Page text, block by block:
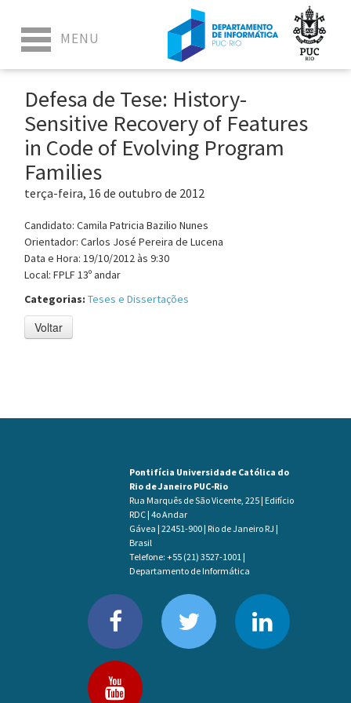
Defesa de Tese: History-
Sensitive Recovery of Features
in Code of Evolving Program
Families
terça-feira, 16 de outubro de 2012
Candidato: Camila Patricia Bazilio Nunes
Orientador: Carlos José Pereira de Lucena
Data e Hora: 19/10/2012 às 9:30
Local: FPLF 13º andar
Categorias: Teses e Dissertações
Voltar
Pontifícia Universidade Católica do
Rio de Janeiro PUC-Rio
Rua Marquês de São Vicente, 225 | Edifício
RDC | 4o Andar
Gávea | 22451-900 | Rio de Janeiro RJ |
Brasil
Telefone: +55 (21) 3527-1001 |
Departamento de Informática